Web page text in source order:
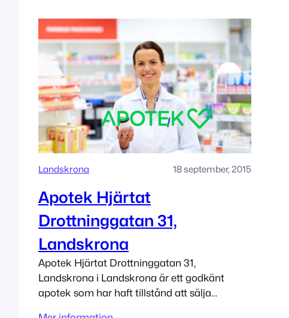
Landskrona 18 september, 2015
Apotek Hjärtat
Drottninggatan 31,
Landskrona
Apotek Hjärtat Drottninggatan 31,
Landskrona i Landskrona är ett godkänt
apotek som har haft tillstånd att sälja